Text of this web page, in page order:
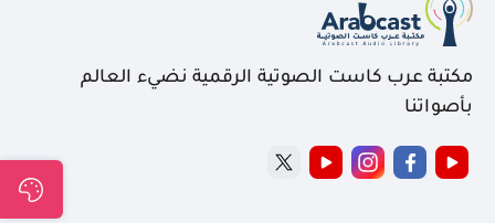
مكتبة عرب كاست الصوتية الرقمية نضيء العالم
بأصواتنا